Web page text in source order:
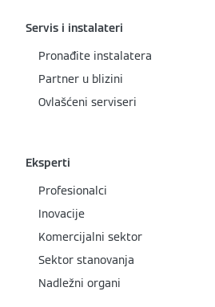
Servis i instalateri
Pronađite instalatera
Partner u blizini
Ovlašćeni serviseri
Eksperti
Profesionalci
Inovacije
Komercijalni sektor
Sektor stanovanja
Nadležni organi